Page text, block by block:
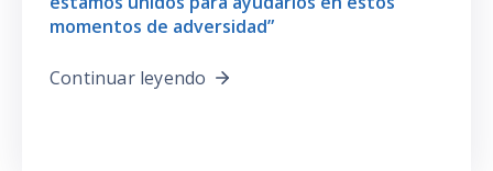
momentos de adversidad”
Continuar leyendo